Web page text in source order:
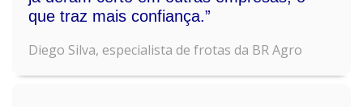
que traz mais confiança.”
Diego Silva, especialista de frotas da BR Agro